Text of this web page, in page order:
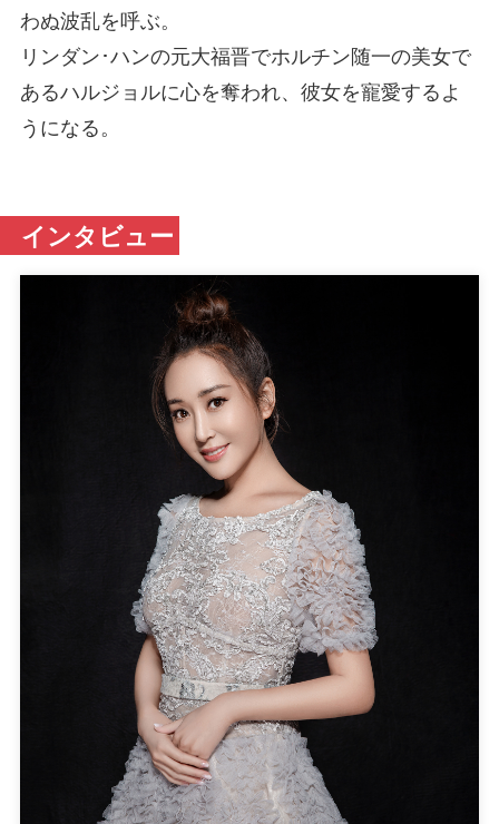
わぬ波乱を呼ぶ。
リンダン･ハンの元大福晋でホルチン随一の美女で
あるハルジョルに心を奪われ、彼女を寵愛するよ
うになる。
インタビュー